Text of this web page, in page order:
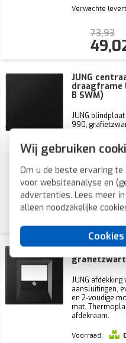
Wij gebruiken
Om u de beste ervaring te
voor websiteanalyse en
advertenties. Lees meer
alleen noodzakelijke
Verwachte
73,93
JUNG
draagframe
B SWM)
JUNG
990,
Voorraad:
Verwachte
Voor
31,79
JUNG
grafietzwart
JUNG
aansluitingen,
en 2-voudige
mat.
afdekraam.
Voorraad: